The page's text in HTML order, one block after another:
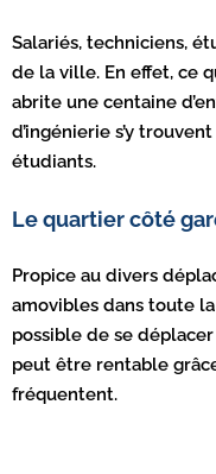
Salariés, techniciens,
de la ville. En effet, ce
abrite une centaine
d’ingénierie s’y
étudiants.
Le quartier côté
Propice au divers
amovibles dans toute
possible de se
peut être rentable
fréquentent.